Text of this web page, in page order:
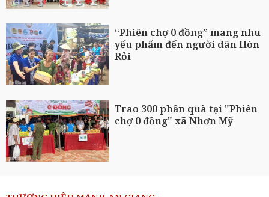
“Phiên chợ 0 đồng” mang nhu
yếu phẩm đến người dân Hòn
Rỏi
Trao 300 phần quà tại "Phiên
chợ 0 đồng" xã Nhơn Mỹ